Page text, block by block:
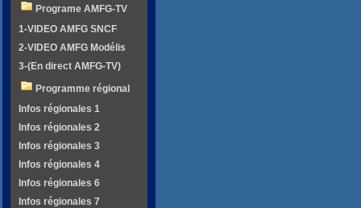
Programe AMFG-TV
1-VIDEO AMFG SNCF
2-VIDEO AMFG Modélis
3-(En direct AMFG-TV)
Programme régional
Infos régionales 1
Infos régionales 2
Infos régionales 3
Infos régionales 4
Infos régionales 6
Infos régionales 7